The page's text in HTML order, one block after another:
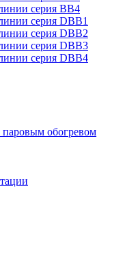
серия BB4
серия DBB1
серия DBB2
серия DBB3
серия DBB4
паровым обогревом